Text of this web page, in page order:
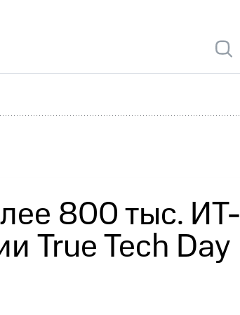
Медиа-центр
КонтактыПригласить спикера
Контроль и аудитРынок акций
800 тыс. ИТ-
True Tech Day